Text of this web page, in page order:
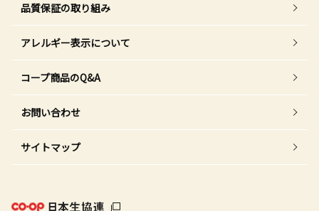
品質保証の取り組み
アレルギー表示について
コープ商品のQ&A
お問い合わせ
サイトマップ